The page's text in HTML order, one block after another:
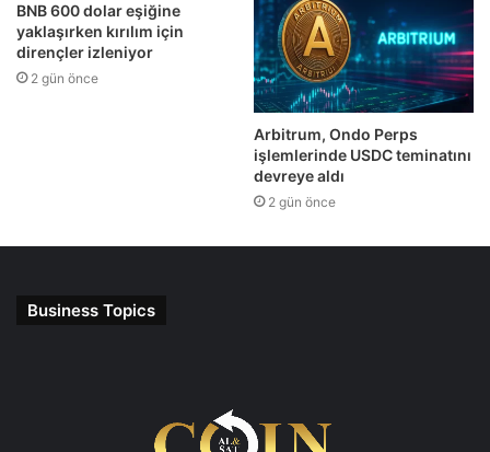
BNB 600 dolar eşiğine
yaklaşırken kırılım için
dirençler izleniyor
2 gün önce
Arbitrum, Ondo Perps
işlemlerinde USDC teminatını
devreye aldı
2 gün önce
Business Topics